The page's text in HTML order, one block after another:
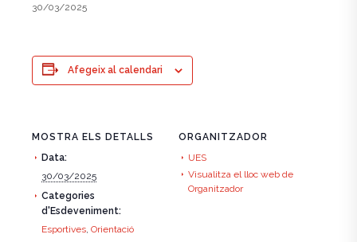
30/03/2025
Afegeix al calendari
MOSTRA ELS DETALLS
Data:
30/03/2025
Categories
d'Esdeveniment:
Esportives, Orientació
ORGANITZADOR
UES
Visualitza el lloc web de
Organitzador